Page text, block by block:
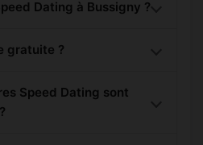
Dating à Bussigny ?
gratuite ?
Speed Dating sont